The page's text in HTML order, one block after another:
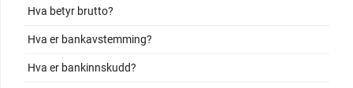
Hva betyr brutto?
Hva er bankavstemming?
Hva er bankinnskudd?